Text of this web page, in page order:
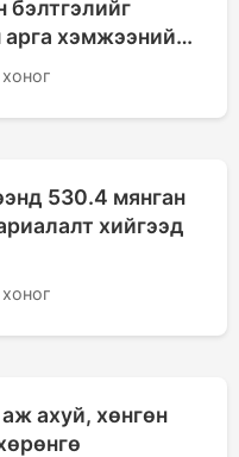
арга хэмжээний
баталлаа
530.4 мянган
хийгээд
ахуй, хөнгөн